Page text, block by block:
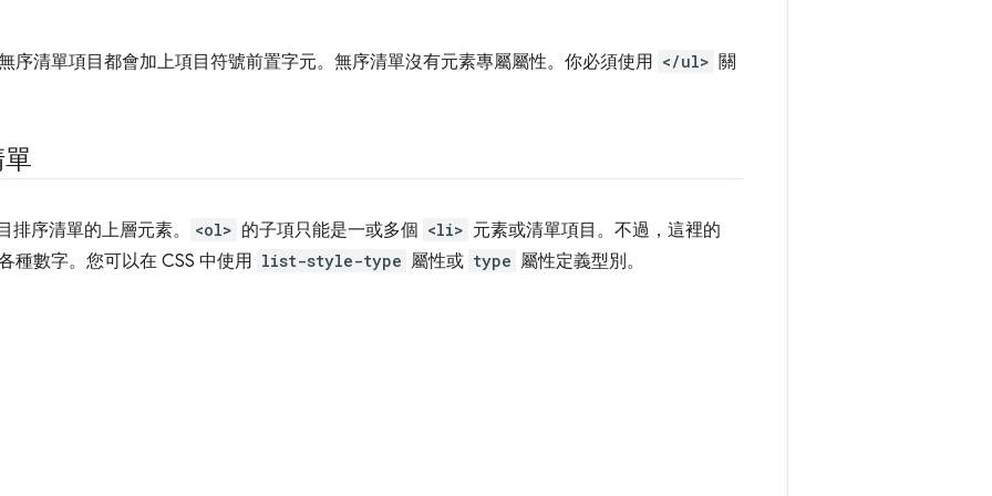
序清單項目都會加上項目符號前置字元。無序清單沒有元素專屬屬性。你必須使用 </ul> 關
排序清單的上層元素。 <ol> 的子項只能是一或多個 <li> 元素或清單項目。不過，這裡的
種數字。您可以在 CSS 中使用 list-style-type 屬性或 type 屬性定義型別。